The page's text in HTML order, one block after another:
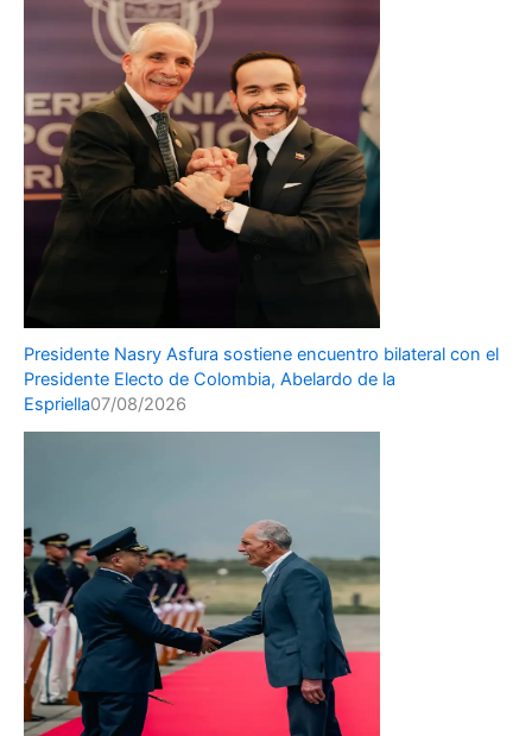
Presidente Nasry Asfura sostiene encuentro bilateral con el
Presidente Electo de Colombia, Abelardo de la
Espriella07/08/2026